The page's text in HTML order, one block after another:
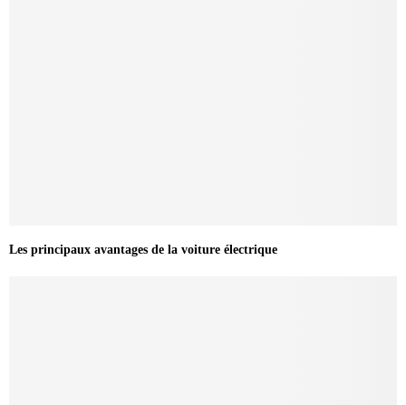
Les principaux avantages de la voiture électrique